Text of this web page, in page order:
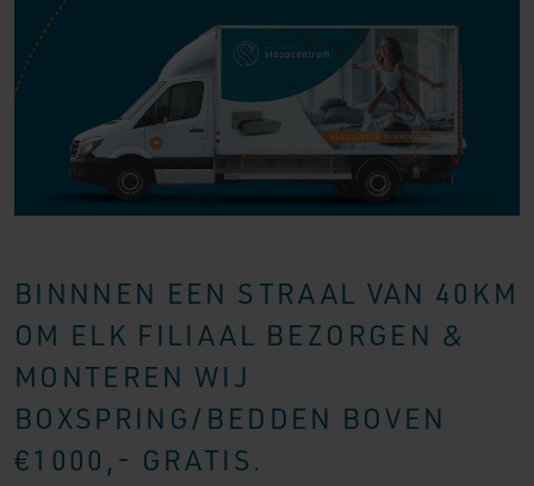
BINNNEN EEN STRAAL VAN 40KM
OM ELK FILIAAL BEZORGEN &
MONTEREN WIJ
BOXSPRING/BEDDEN BOVEN
€1000,- GRATIS.